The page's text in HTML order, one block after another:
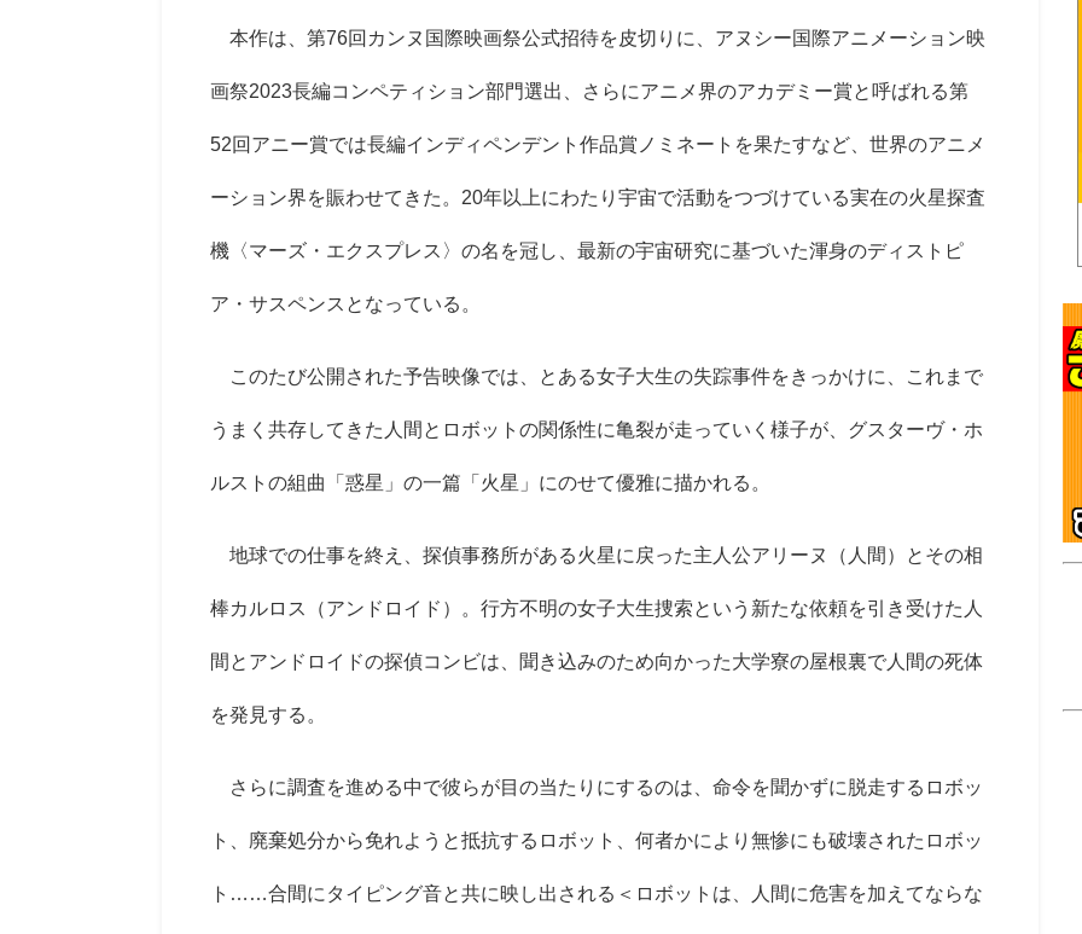
本作は、第76回カンヌ国際映画祭公式招待を皮切りに、アヌシー国際アニメーション映
画祭2023長編コンペティション部門選出、さらにアニメ界のアカデミー賞と呼ばれる第
52回アニー賞では長編インディペンデント作品賞ノミネートを果たすなど、世界のアニメ
ーション界を賑わせてきた。20年以上にわたり宇宙で活動をつづけている実在の火星探査
機〈マーズ・エクスプレス〉の名を冠し、最新の宇宙研究に基づいた渾身のディストピ
ア・サスペンスとなっている。
このたび公開された予告映像では、とある女子大生の失踪事件をきっかけに、これまで
うまく共存してきた人間とロボットの関係性に亀裂が走っていく様子が、グスターヴ・ホ
ルストの組曲「惑星」の一篇「火星」にのせて優雅に描かれる。
地球での仕事を終え、探偵事務所がある火星に戻った主人公アリーヌ（人間）とその相
棒カルロス（アンドロイド）。行方不明の女子大生捜索という新たな依頼を引き受けた人
間とアンドロイドの探偵コンビは、聞き込みのため向かった大学寮の屋根裏で人間の死体
を発見する。
さらに調査を進める中で彼らが目の当たりにするのは、命令を聞かずに脱走するロボッ
ト、廃棄処分から免れようと抵抗するロボット、何者かにより無惨にも破壊されたロボッ
ト……合間にタイピング音と共に映し出される＜ロボットは、人間に危害を加えてならな